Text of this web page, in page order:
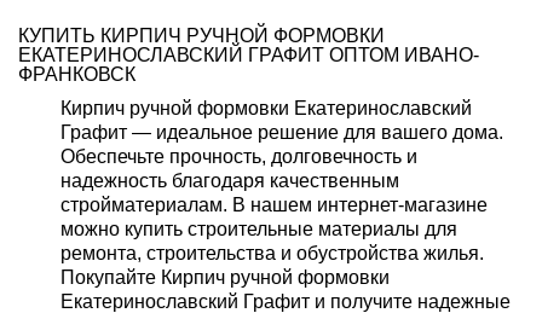
КУПИТЬ КИРПИЧ РУЧНОЙ ФОРМОВКИ
ЕКАТЕРИНОСЛАВСКИЙ ГРАФИТ ОПТОМ ИВАНО-
ФРАНКОВСК
Кирпич ручной формовки Екатеринославский
Графит — идеальное решение для вашего дома.
Обеспечьте прочность, долговечность и
надежность благодаря качественным
стройматериалам. В нашем интернет-магазине
можно купить строительные материалы для
ремонта, строительства и обустройства жилья.
Покупайте Кирпич ручной формовки
Екатеринославский Графит и получите надежные